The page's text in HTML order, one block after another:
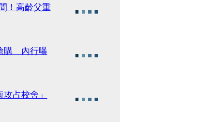
！高齡父重
購 內行曝
占校舍」